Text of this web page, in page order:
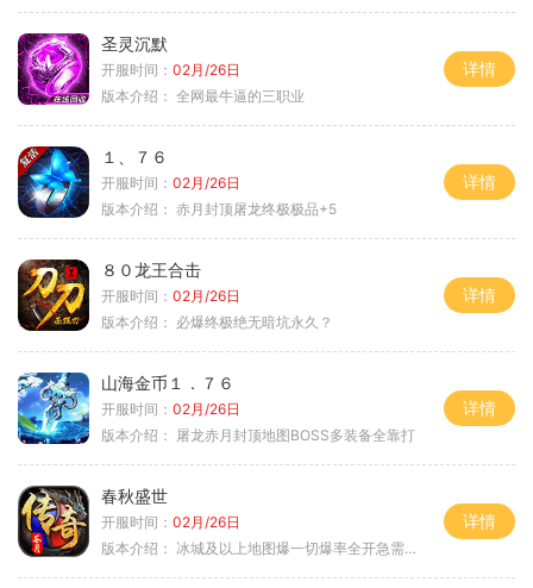
圣灵沉默
开服时间： 02月/26日
版本介绍： 全网最牛逼的三职业
详情
１、７６
开服时间： 02月/26日
版本介绍： 赤月封顶屠龙终极极品+5
详情
８０龙王合击
开服时间： 02月/26日
版本介绍： 必爆终极绝无暗坑永久？
详情
山海金币１．７６
开服时间： 02月/26日
版本介绍：
屠龙赤月封顶地图BOSS多装备全靠打
详情
春秋盛世
开服时间： 02月/26日
版本介绍： 冰城及以上地图爆一切爆率全开急需材料
详情